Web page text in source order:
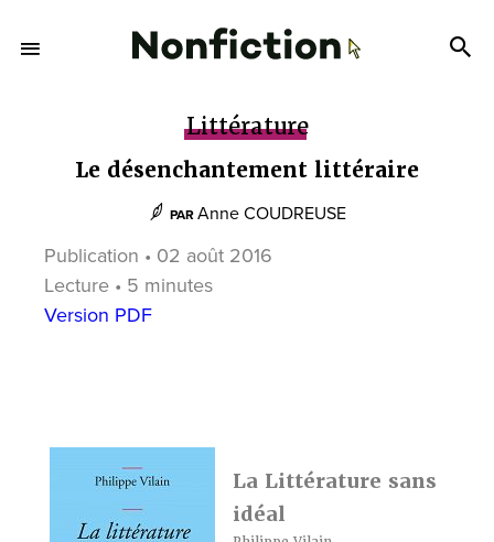
Littérature
Le désenchantement littéraire
PAR Anne COUDREUSE
Publication • 02 août 2016
Lecture • 5 minutes
Version PDF
La Littérature sans
idéal